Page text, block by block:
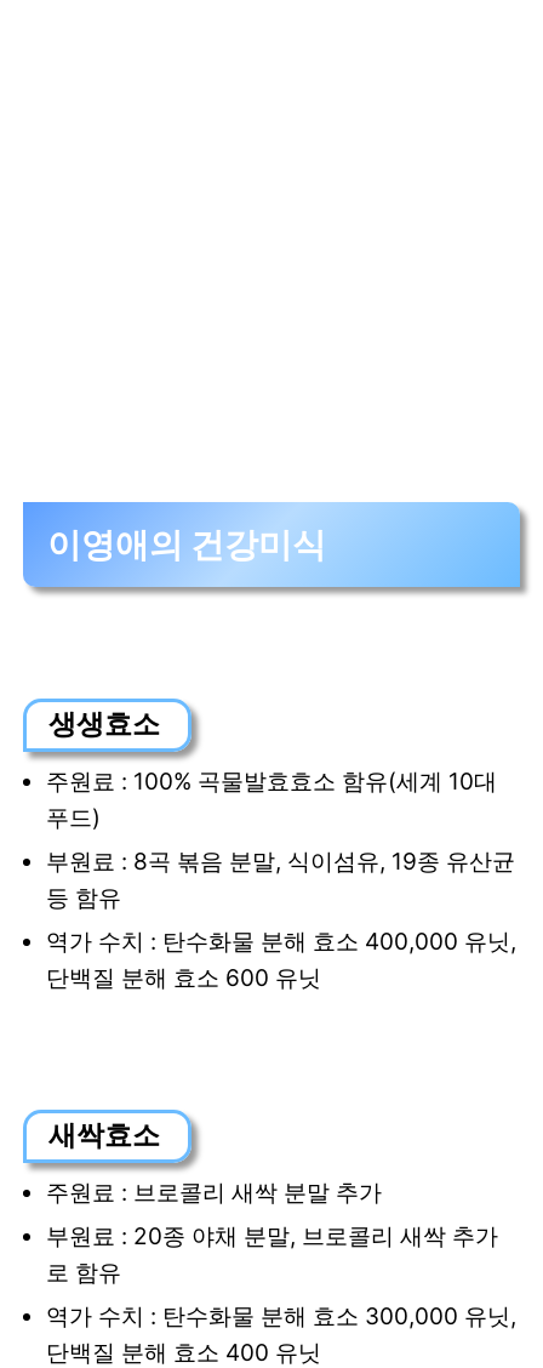
이영애의 건강미식
생생효소
주원료 : 100% 곡물발효효소 함유(세계 10대
푸드)
부원료 : 8곡 볶음 분말, 식이섬유, 19종 유산균
등 함유
역가 수치 : 탄수화물 분해 효소 400,000 유닛,
단백질 분해 효소 600 유닛
새싹효소
주원료 : 브로콜리 새싹 분말 추가
부원료 : 20종 야채 분말, 브로콜리 새싹 추가
로 함유
역가 수치 : 탄수화물 분해 효소 300,000 유닛,
단백질 분해 효소 400 유닛